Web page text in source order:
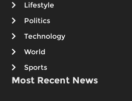
Lifestyle
Politics
Technology
World
Sports
Most Recent News